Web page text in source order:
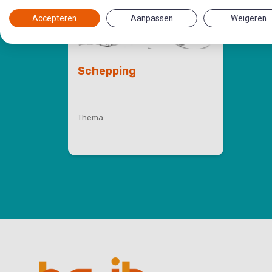
Schepping
Thema
Accepteren Aanpassen Weigeren